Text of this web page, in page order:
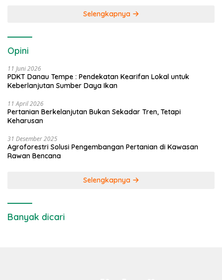
Selengkapnya
Opini
11 Juni 2026
PDKT Danau Tempe : Pendekatan Kearifan Lokal untuk
Keberlanjutan Sumber Daya Ikan
11 April 2026
Pertanian Berkelanjutan Bukan Sekadar Tren, Tetapi
Keharusan
31 Desember 2025
Agroforestri Solusi Pengembangan Pertanian di Kawasan
Rawan Bencana
Selengkapnya
Banyak dicari